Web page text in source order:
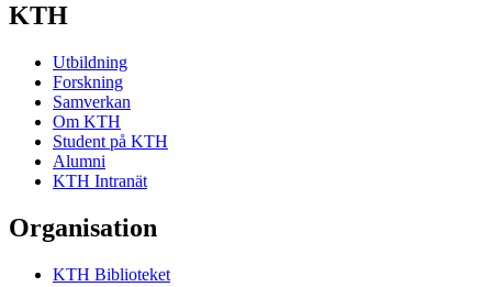
KTH
Utbildning
Forskning
Samverkan
Om KTH
Student på KTH
Alumni
KTH Intranät
Organisation
KTH Biblioteket